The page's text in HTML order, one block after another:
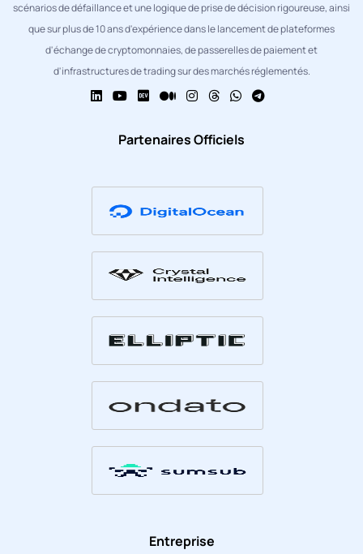
scénarios de défaillance et une logique de prise de décision rigoureuse, ainsi
que sur plus de 10 ans d'expérience dans le lancement de plateformes
d'échange de cryptomonnaies, de passerelles de paiement et
d'infrastructures de trading sur des marchés réglementés.
Partenaires Officiels
Entreprise